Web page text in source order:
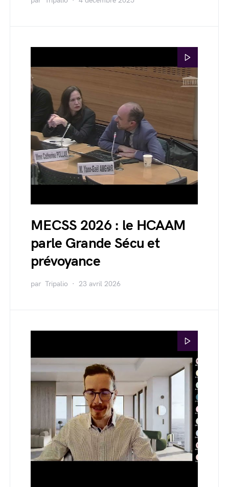
MECSS 2026 : le HCAAM
parle Grande Sécu et
prévoyance
par Tripalio 23 avril 2026